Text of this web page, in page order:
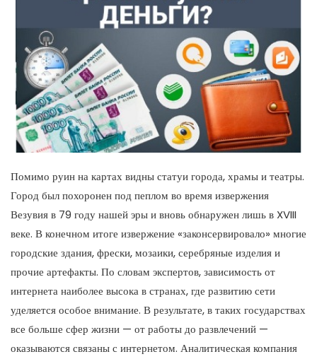
Помимо руин на картах видны статуи города, храмы и театры.
Город был похоронен под пеплом во время извержения
Везувия в 79 году нашей эры и вновь обнаружен лишь в XVIII
веке. В конечном итоге извержение «законсервировало» многие
городские здания, фрески, мозаики, серебряные изделия и
прочие артефакты. По словам экспертов, зависимость от
интернета наиболее высока в странах, где развитию сети
уделяется особое внимание. В результате, в таких государствах
все больше сфер жизни — от работы до развлечений —
оказываются связаны с интернетом. Аналитическая компания